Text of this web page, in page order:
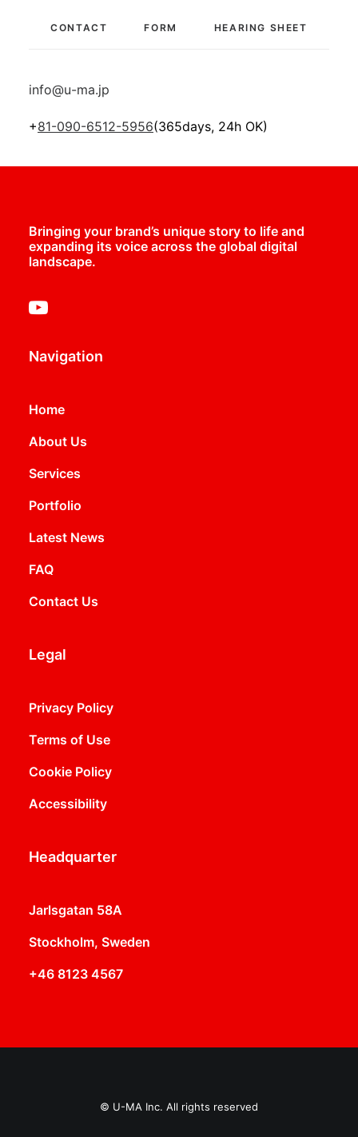
CONTACT FORM HEARING SHEET
info@u-ma.jp
+81-090-6512-5956(365days, 24h OK)
Bringing your brand’s unique story to life and
expanding its voice across the global digital
landscape.
Navigation
Home
About Us
Services
Portfolio
Latest News
FAQ
Contact Us
Legal
Privacy Policy
Terms of Use
Cookie Policy
Accessibility
Headquarter
Jarlsgatan 58A
Stockholm, Sweden
+46 8123 4567
© U-MA Inc. All rights reserved